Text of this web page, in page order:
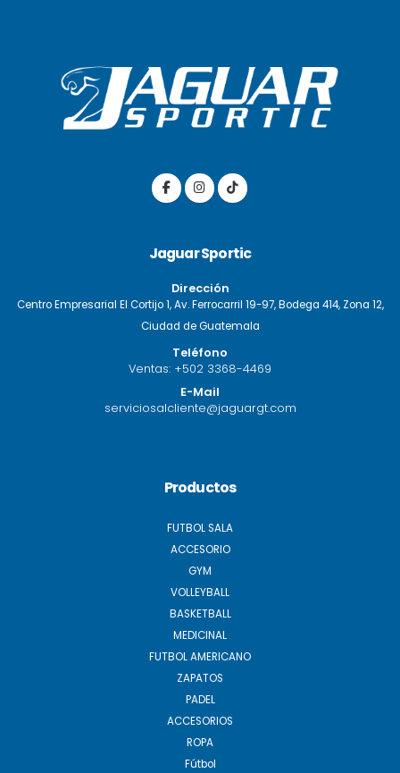
Jaguar Sportic
Dirección
Centro Empresarial El Cortijo 1, Av. Ferrocarril 19-97, Bodega 414, Zona 12,
Ciudad de Guatemala
Teléfono
Ventas: +502 3368-4469
E-Mail
serviciosalcliente@jaguargt.com
Productos
FUTBOL SALA
ACCESORIO
GYM
VOLLEYBALL
BASKETBALL
MEDICINAL
FUTBOL AMERICANO
ZAPATOS
PADEL
ACCESORIOS
ROPA
Fútbol